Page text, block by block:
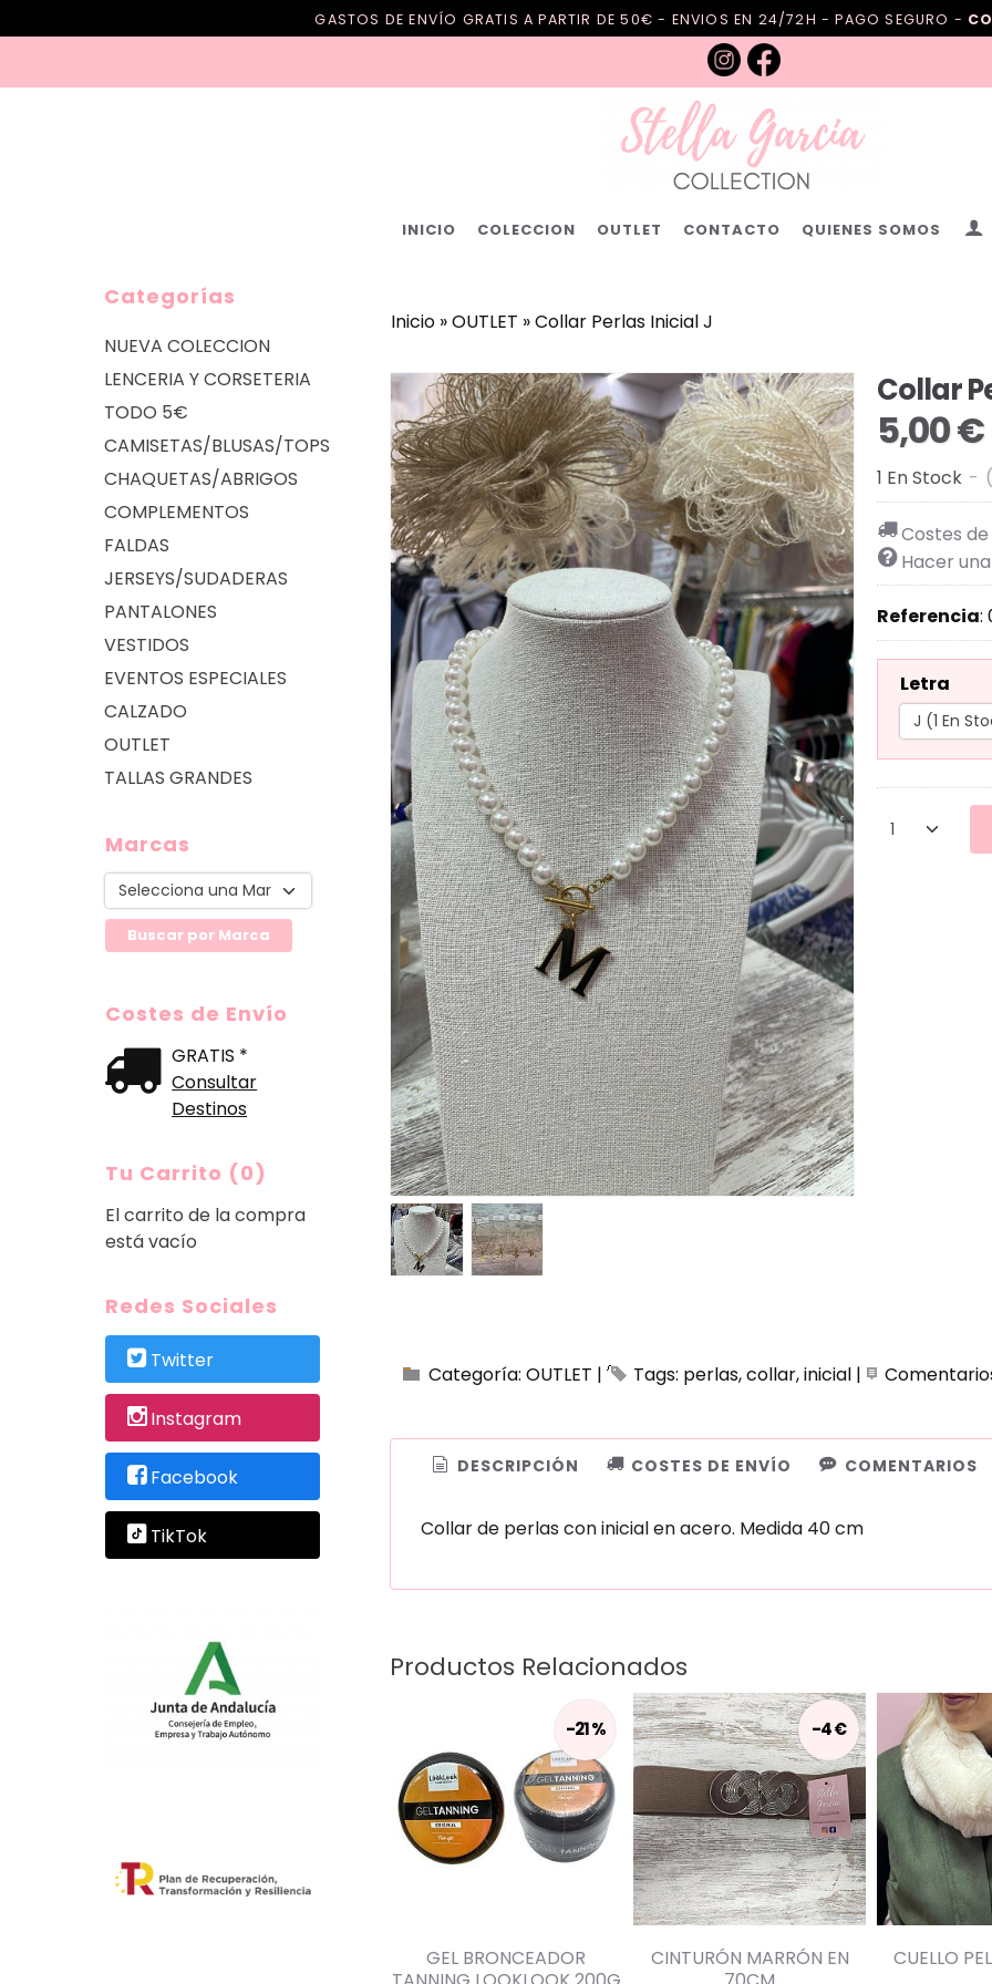
GASTOS DE ENVÍO GRATIS A PARTIR DE 50€ - ENVIOS EN 24/72H - PAGO SEGURO -
INICIO COLECCION OUTLET CONTACTO QUIENES SOMOS
Categorías
NUEVA COLECCION
LENCERIA Y CORSETERIA
TODO 5€
CAMISETAS/BLUSAS/TOPS
CHAQUETAS/ABRIGOS
COMPLEMENTOS
FALDAS
JERSEYS/SUDADERAS
PANTALONES
VESTIDOS
EVENTOS ESPECIALES
CALZADO
OUTLET
TALLAS GRANDES
Marcas
Costes de Envío
GRATIS *
Consultar
Destinos
Tu Carrito (0)
El carrito de la compra
está vacío
Redes Sociales
Twitter
Instagram
Facebook
TikTok
Inicio »OUTLET »Collar Perlas Inicial J
Collar
5,00 €
1 En Stock -
Costes
Hacer
Referencia:
Letra
Categoría: OUTLET | Tags: perlas collar inicial |
DESCRIPCIÓN COSTES DE ENVÍO COMENTARIOS
Collar de perlas con inicial en acero. Medida 40 cm
Productos Relacionados
-21 %
GEL BRONCEADOR
-4 €
CINTURÓN MARRÓN EN
CUELLO